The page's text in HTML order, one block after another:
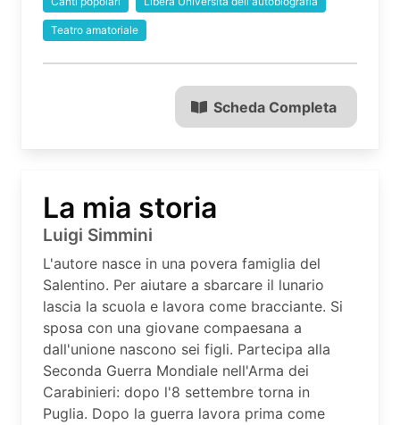
Teatro amatoriale
Scheda Completa
La mia storia
Luigi Simmini
L'autore nasce in una povera famiglia del
Salentino. Per aiutare a sbarcare il lunario
lascia la scuola e lavora come bracciante. Si
sposa con una giovane compaesana a
dall'unione nascono sei figli. Partecipa alla
Seconda Guerra Mondiale nell'Arma dei
Carabinieri: dopo l'8 settembre torna in
Puglia. Dopo la guerra lavora prima come